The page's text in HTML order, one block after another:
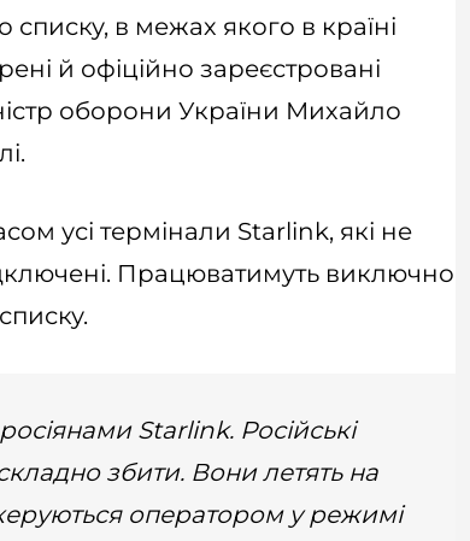
в межах якого в країні
й офіційно зареєстровані
оборони України Михайло
усі термінали Starlink, які не
Працюватимуть виключно
Starlink. Російські
збити. Вони летять на
керуються оператором у режимі